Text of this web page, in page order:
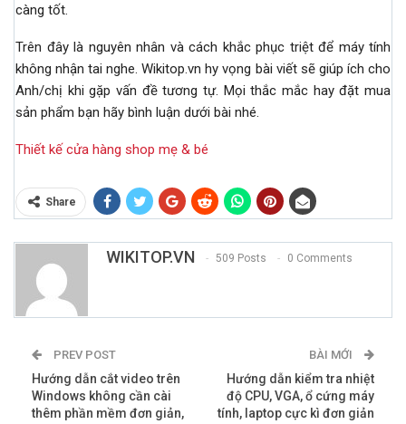
càng tốt.
Trên đây là nguyên nhân và cách khắc phục triệt để máy tính
không nhận tai nghe. Wikitop.vn hy vọng bài viết sẽ giúp ích cho
Anh/chị khi gặp vấn đề tương tự. Mọi thắc mắc hay đặt mua
sản phẩm bạn hãy bình luận dưới bài nhé.
Thiết kế cửa hàng shop mẹ & bé
Share
WIKITOP.VN 509 Posts 0 Comments
PREV POST
Hướng dẫn cắt video trên
Windows không cần cài
thêm phần mềm đơn giản,
BÀI MỚI
Hướng dẫn kiểm tra nhiệt
độ CPU, VGA, ổ cứng máy
tính, laptop cực kì đơn giản